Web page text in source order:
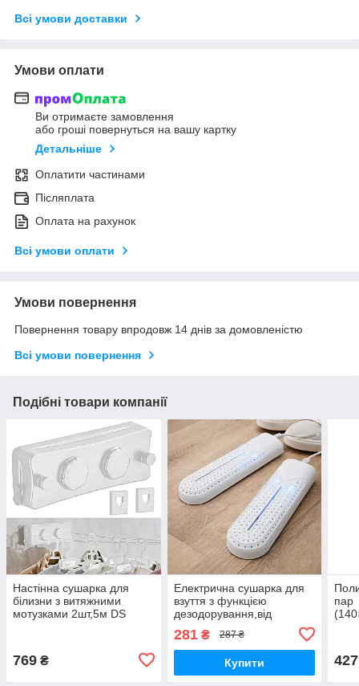
Всі умови доставки
Умови оплати
Ви отримаєте замовлення
або гроші повернуться на вашу картку
Детальніше
Оплатити частинами
Післяплата
Оплата на рахунок
Всі умови оплати
Умови повернення
Повернення товару впродовж 14 днів за домовленістю
Всі умови повернення
Подібні товари компанії
Настінна сушарка для
білизни з витяжними
мотузками 2шт,5м DS
769 ₴
Електрична сушарка для
взуття з функцією
дезодорування,від
281₴ 287 ₴
Купити
пар
427